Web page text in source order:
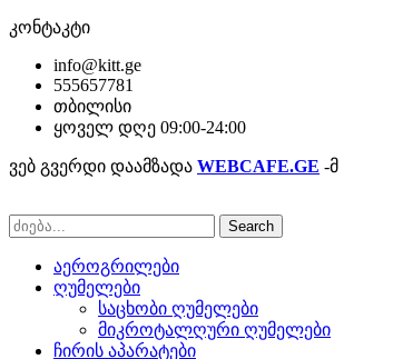
კონტაკტი
info@kitt.ge
555657781
თბილისი
ყოველ დღე 09:00-24:00
ვებ გვერდი დაამზადა WEBCAFE.GE -მ
Search
აეროგრილები
ღუმელები
საცხობი ღუმელები
მიკროტალღური ღუმელები
ჩირის აპარატები